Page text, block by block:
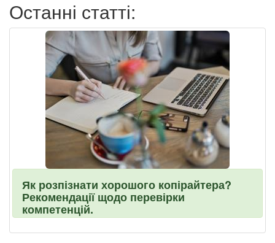
Останні статті:
Як розпізнати хорошого копірайтера?
Рекомендації щодо перевірки
компетенцій.